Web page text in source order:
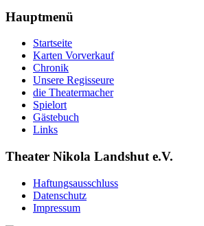
Hauptmenü
Startseite
Karten Vorverkauf
Chronik
Unsere Regisseure
die Theatermacher
Spielort
Gästebuch
Links
Theater Nikola Landshut e.V.
Haftungsausschluss
Datenschutz
Impressum